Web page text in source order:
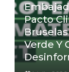
Pacto
Verde Y